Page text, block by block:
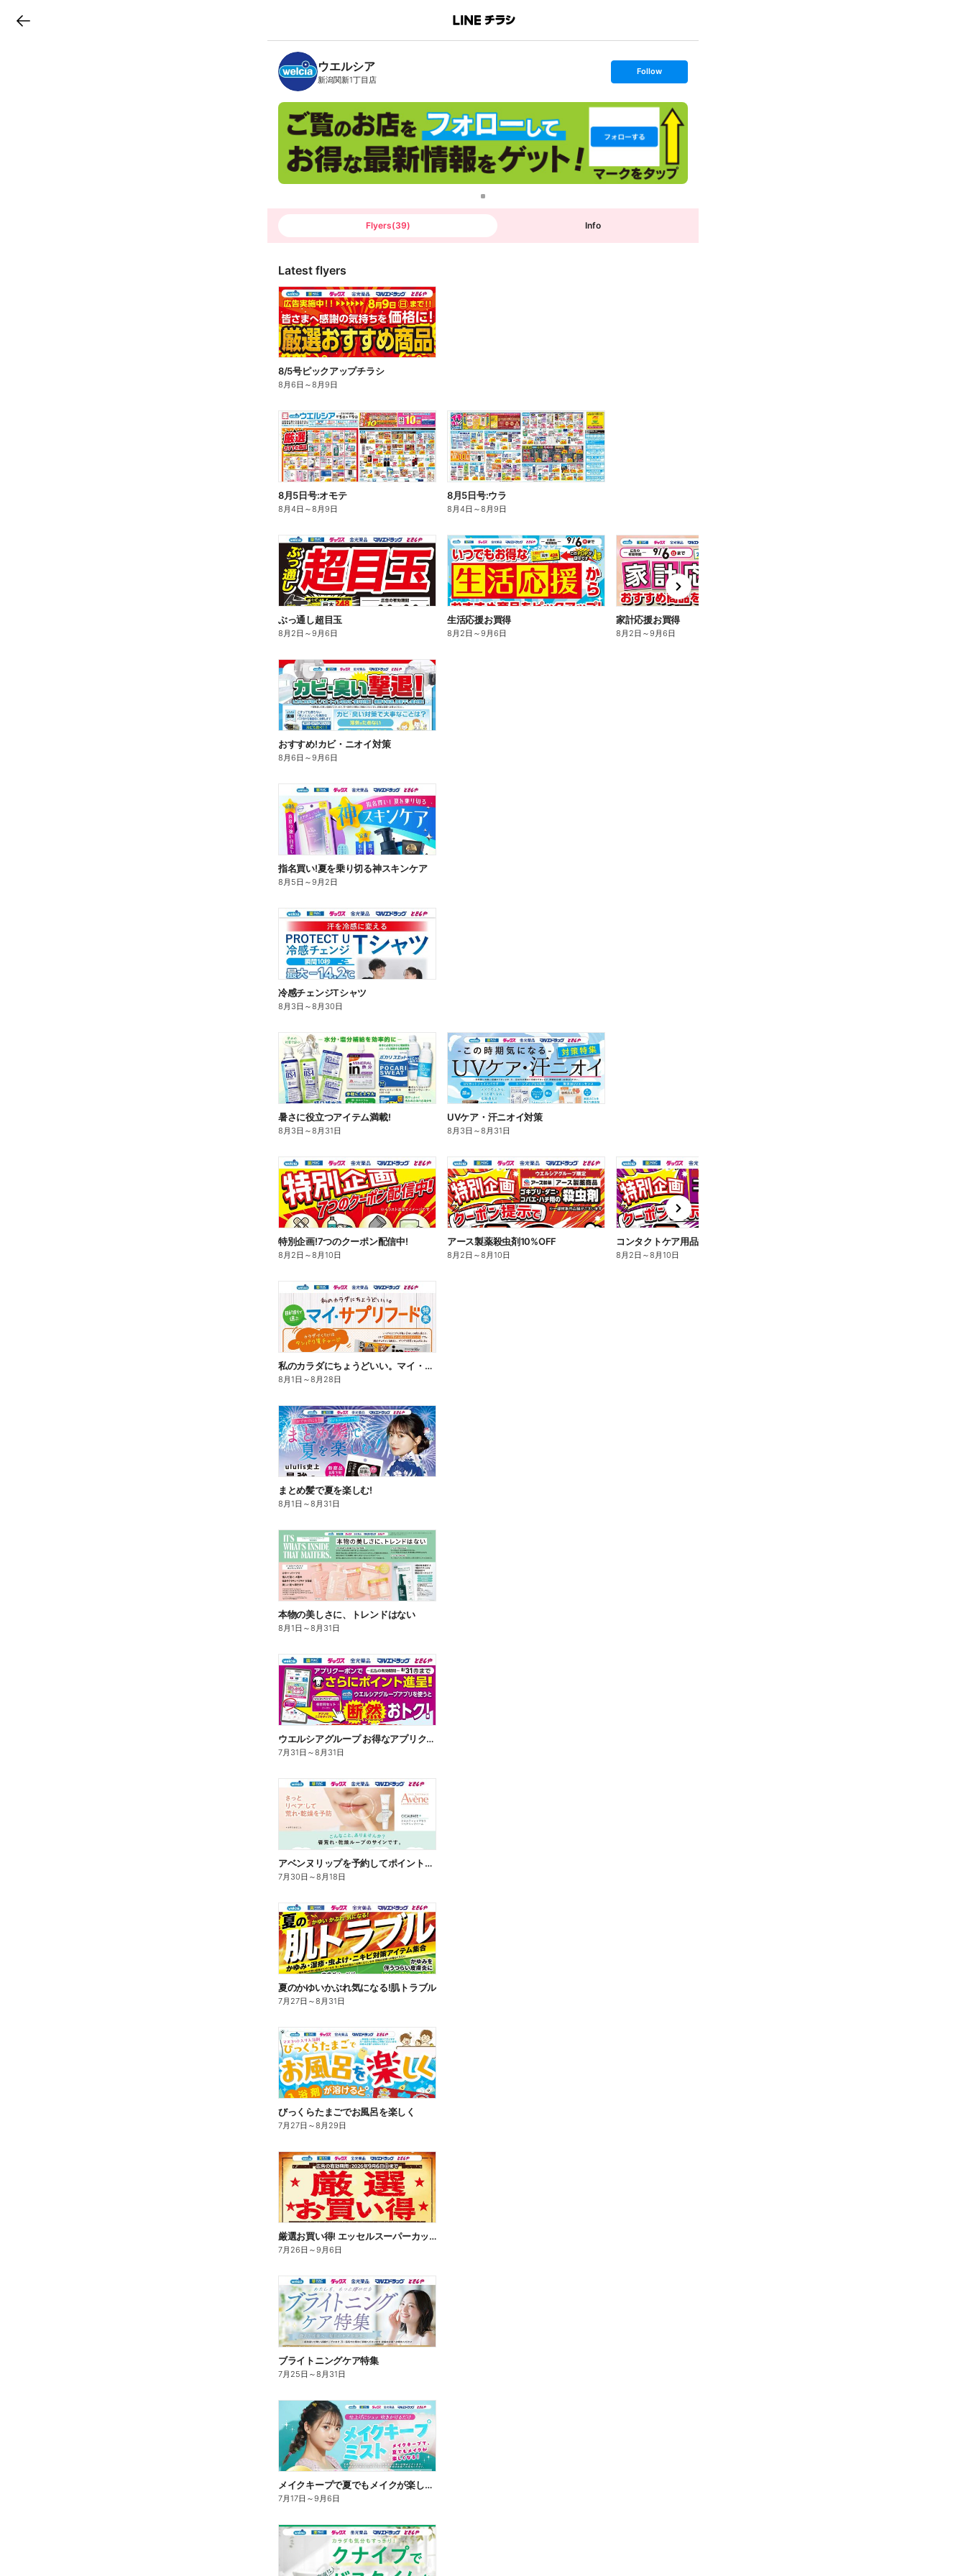
B
n
c
h
T
ウエルシア
新潟関新1丁目店
s
t
o
l
o
w
Follow
Flyers(39) Info
Latest flyers
8/5号ピックアップチラシ
8月6日 ～8月9日
8月5日号:オモテ
8月4日 ～8月9日
8月5日号:ウラ
8月4日 ～8月9日
ぶっ通し超目玉
8月2日 ～9月6日
生活応援お買得
8月2日 ～9月6日
家計応援お買得
8月2日 ～9月6日
n
e
x
t
おすすめ!カビ・ニオイ対策
8月6日 ～9月6日
指名買い!夏を乗り切る神スキンケア
8月5日 ～9月2日
冷感チェンジTシャツ
8月3日 ～8月30日
暑さに役立つアイテム満載!
8月3日 ～8月31日
UVケア・汗ニオイ対策
8月3日 ～8月31日
特別企画!7つのクーポン配信中!
8月2日 ～8月10日
アース製薬殺虫剤10%OFF
8月2日 ～8月10日
コンタクトケア用品10%OFF
8月2日 ～8月10日
n
e
x
t
私のカラダにちょうどいい。マイ・サプリフード
8月1日 ～8月28日
まとめ髪で夏を楽しむ!
8月1日 ～8月31日
本物の美しさに、トレンドはない
8月1日 ～8月31日
ウエルシアグループ お得なアプリクーポン
7月31日 ～8月31日
アベンヌリップを予約してポイントゲット!
7月30日 ～8月18日
夏のかゆいかぶれ気になる!肌トラブル
7月27日 ～8月31日
びっくらたまごでお風呂を楽しく
7月27日 ～8月29日
厳選お買い得! エッセルスーパーカップ
7月26日 ～9月6日
ブライトニングケア特集
7月25日 ～8月31日
メイクキープで夏でもメイクが楽しくなる!
7月17日 ～9月6日